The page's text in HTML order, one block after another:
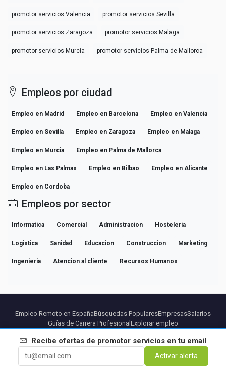
promotor servicios Valencia promotor servicios Sevilla
promotor servicios Zaragoza promotor servicios Malaga
promotor servicios Murcia promotor servicios Palma de Mallorca
Empleos por ciudad
Empleo en Madrid Empleo en Barcelona Empleo en Valencia
Empleo en Sevilla Empleo en Zaragoza Empleo en Malaga
Empleo en Murcia Empleo en Palma de Mallorca
Empleo en Las Palmas Empleo en Bilbao Empleo en Alicante
Empleo en Cordoba
Empleos por sector
Informatica Comercial Administracion Hosteleria
Logistica Sanidad Educacion Construccion Marketing
Ingenieria Atencion al cliente Recursos Humanos
Recibe ofertas de promotor servicios en tu email
Activar alerta
Empleo Remoto en EspañaBúsquedas PopularesEmpresasSalarios
Guías de Carrera Profesional Explorar empleo
PartnersAviso legalPrivacidadTerminosCondiciones Premium
Cancelar Premium
Contacto